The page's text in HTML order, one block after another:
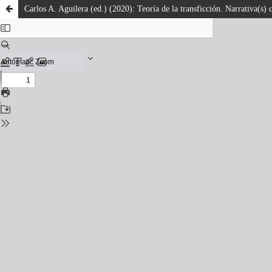
Carlos A. Aguilera (ed.) (2020): Teoría de la transficción. Narrativa(s)